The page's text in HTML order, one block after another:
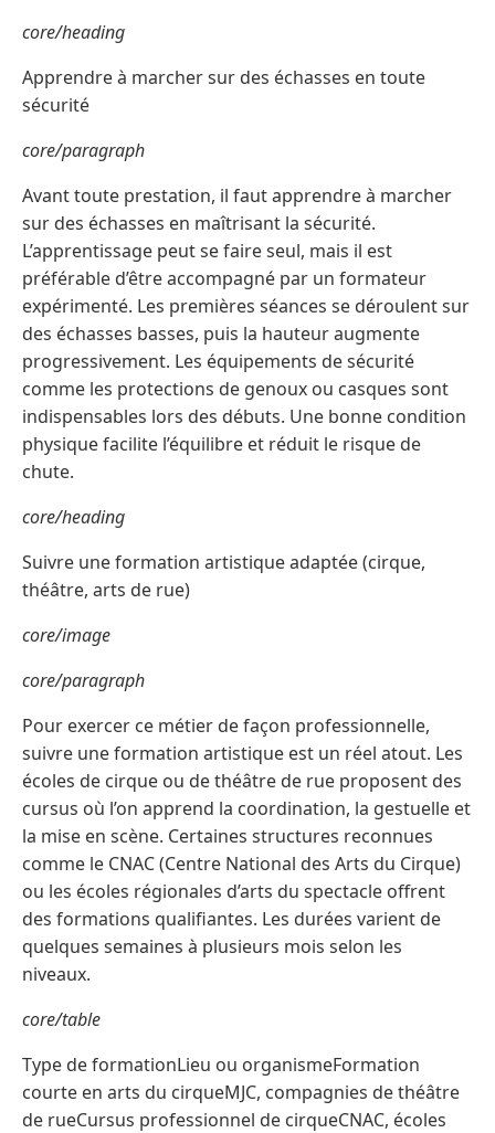
core/heading
Apprendre à marcher sur des échasses en toute
sécurité
core/paragraph
Avant toute prestation, il faut apprendre à marcher
sur des échasses en maîtrisant la sécurité.
L’apprentissage peut se faire seul, mais il est
préférable d’être accompagné par un formateur
expérimenté. Les premières séances se déroulent sur
des échasses basses, puis la hauteur augmente
progressivement. Les équipements de sécurité
comme les protections de genoux ou casques sont
indispensables lors des débuts. Une bonne condition
physique facilite l’équilibre et réduit le risque de
chute.
core/heading
Suivre une formation artistique adaptée (cirque,
théâtre, arts de rue)
core/image
core/paragraph
Pour exercer ce métier de façon professionnelle,
suivre une formation artistique est un réel atout. Les
écoles de cirque ou de théâtre de rue proposent des
cursus où l’on apprend la coordination, la gestuelle et
la mise en scène. Certaines structures reconnues
comme le CNAC (Centre National des Arts du Cirque)
ou les écoles régionales d’arts du spectacle offrent
des formations qualifiantes. Les durées varient de
quelques semaines à plusieurs mois selon les
niveaux.
core/table
Type de formationLieu ou organismeFormation
courte en arts du cirqueMJC, compagnies de théâtre
de rueCursus professionnel de cirqueCNAC, écoles